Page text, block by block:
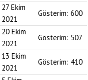
27 Ekim
2021
Gösterim: 600
20 Ekim
2021
Gösterim: 507
13 Ekim
2021
Gösterim: 410